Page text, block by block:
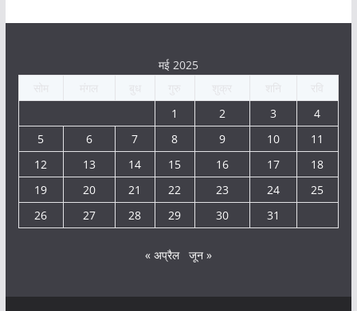
मई 2025
1
2 3
4
5
6 7 8 9 10
11
12
13 14 15 16 17
18
19
20 21 22 23 24
25
26
27 28 29 30 31
« अप्रैल जून »